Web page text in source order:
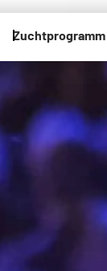
Zuchtprogramm